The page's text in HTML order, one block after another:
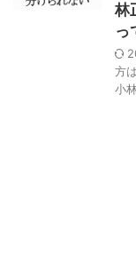
林
っ
方
小